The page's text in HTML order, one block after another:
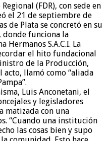
(FDR), con sede en
el 21 de septiembre de
de Plata se concretó en su
donde funciona la
Hermanos S.A.C.I. La
el hito fundacional
de la Producción,
acto, llamó como “aliada
Luis Anconetani, el
y legisladores
matizada con una
“Cuando una institución
las cosas bien y supo